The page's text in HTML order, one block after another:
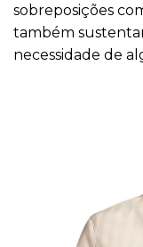
sobreposições
também
necessidade de